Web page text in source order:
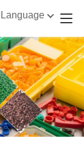
Language